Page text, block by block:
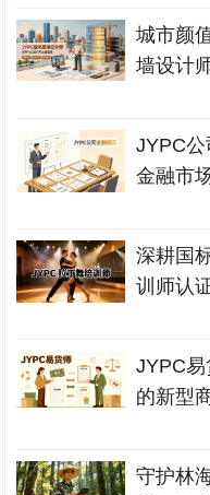
城市颜
墙设计
JYPC
金融市
深耕国
训师认
JYPC
的新型
守护林